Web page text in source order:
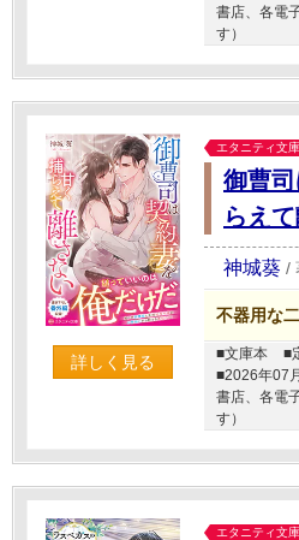
書店、各電
す）
詳しく見る
エタニティ文
御曹
らえ
神城葵 /
不器用な
■文庫本
■
■2026年07
書店、各電
す）
エタニティ文